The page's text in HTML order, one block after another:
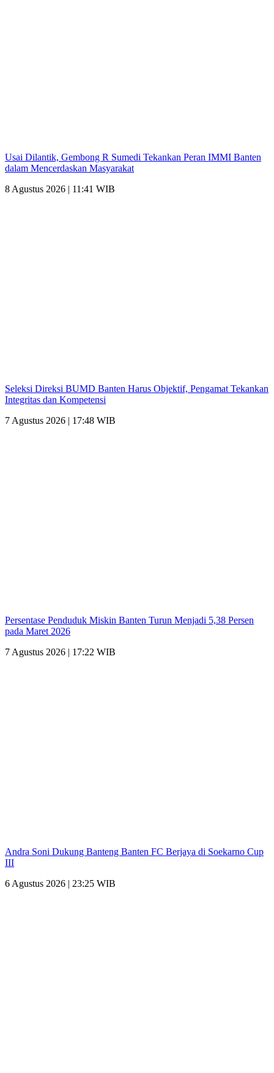
Usai Dilantik, Gembong R Sumedi Tekankan Peran IMMI Banten
dalam Mencerdaskan Masyarakat
8 Agustus 2026 | 11:41 WIB
Seleksi Direksi BUMD Banten Harus Objektif, Pengamat Tekankan
Integritas dan Kompetensi
7 Agustus 2026 | 17:48 WIB
Persentase Penduduk Miskin Banten Turun Menjadi 5,38 Persen
pada Maret 2026
7 Agustus 2026 | 17:22 WIB
Andra Soni Dukung Banteng Banten FC Berjaya di Soekarno Cup
III
6 Agustus 2026 | 23:25 WIB